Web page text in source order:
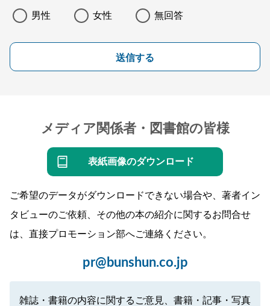
男性 女性 無回答
送信する
メディア関係者・図書館の皆様
表紙画像のダウンロード
ご希望のデータがダウンロードできない場合や、著者イン
タビューのご依頼、その他の本の紹介に関するお問合せ
は、直接プロモーション部へご連絡ください。
pr@bunshun.co.jp
雑誌・書籍の内容に関するご意見、書籍・記事・写真